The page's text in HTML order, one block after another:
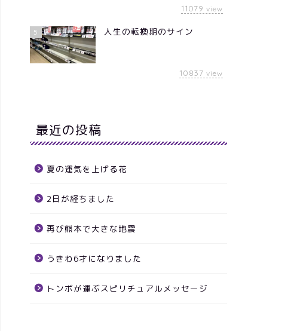
11079 view
5 人生の転換期のサイン
10837 view
最近の投稿
夏の運気を上げる花
2日が経ちました
再び熊本で大きな地震
うきわ6才になりました
トンボが運ぶスピリチュアルメッセージ